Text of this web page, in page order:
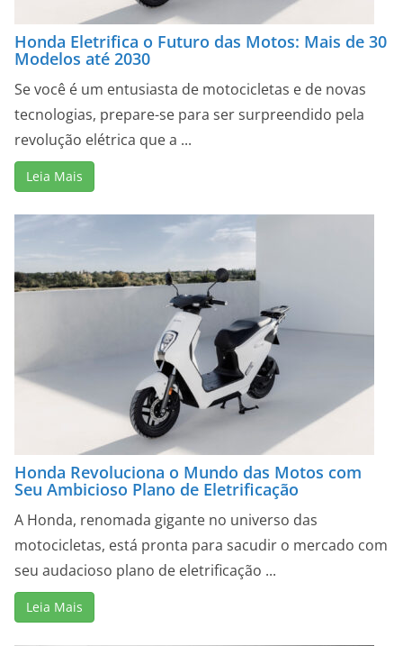
Honda Eletrifica o Futuro das Motos: Mais de 30
Modelos até 2030
Se você é um entusiasta de motocicletas e de novas
tecnologias, prepare-se para ser surpreendido pela
revolução elétrica que a ...
Leia Mais
Honda Revoluciona o Mundo das Motos com
Seu Ambicioso Plano de Eletrificação
A Honda, renomada gigante no universo das
motocicletas, está pronta para sacudir o mercado com
seu audacioso plano de eletrificação ...
Leia Mais